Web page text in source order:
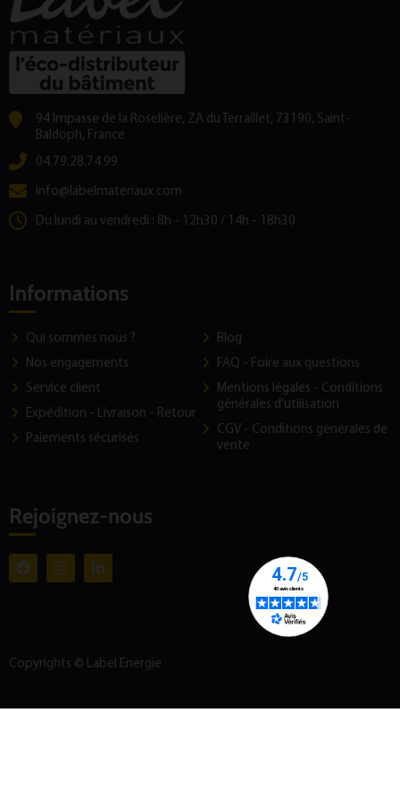
94 Impasse de la Roselière, ZA du Terraillet, 73190, Saint-
Baldoph, France
04.79.28.74.99
info@labelmateriaux.com
Du lundi au vendredi : 8h - 12h30 / 14h - 18h30
Informations
Qui sommes nous ?
Nos engagements
Service client
Expédition - Livraison - Retour
Paiements sécurisés
Blog
FAQ - Foire aux questions
Mentions légales - Conditions
générales d'utilisation
CGV - Conditions générales de
vente
Rejoignez-nous
Copyrights © Label Energie